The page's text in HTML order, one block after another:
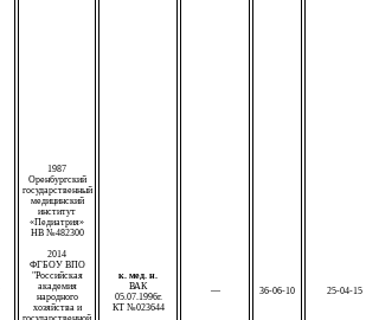
1987
Оренбургский
государственный
медицинский
институт
«Педиатрия»
НВ №482300
2014
ФГБОУ ВПО
"Российская
академия
народного
хозяйства и
государственной
к. мед. н.
ВАК
05.07.1996г.
КТ №023644
— 36-06-10 25-04-15